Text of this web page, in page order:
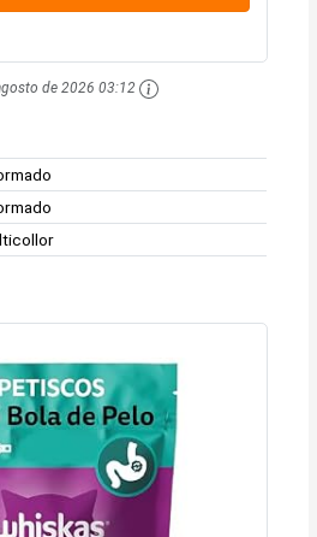
de 2026 03:12